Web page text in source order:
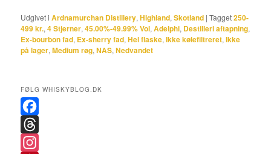
Udgivet i Ardnamurchan Distillery,Highland,Skotland |Tagget250-
499 kr.,4 Stjerner,45.00%-49.99% Vol,Adelphi, Destilleri aftapning,
Ex-bourbon fad, Ex-sherry fad,Hel flaske,Ikke kølefiltreret,Ikke
på lager,Medium røg,NAS,Nedvandet
FØLG WHISKYBLOG.DK
F
aT